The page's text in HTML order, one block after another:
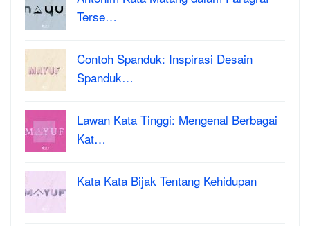
Terse…
Contoh Spanduk: Inspirasi Desain
Spanduk…
Lawan Kata Tinggi: Mengenal Berbagai
Kat…
Kata Kata Bijak Tentang Kehidupan